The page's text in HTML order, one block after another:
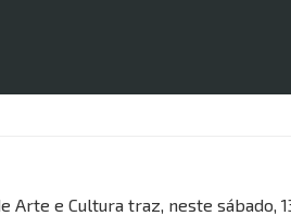
Arte e Cultura traz, neste